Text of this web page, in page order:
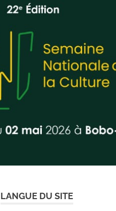
LANGUE DU SITE